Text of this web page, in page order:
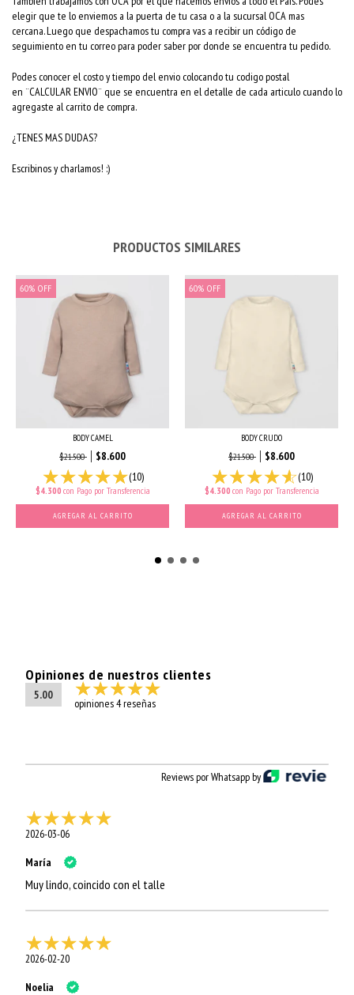
elegir que te lo enviemos a la puerta de tu casa o a la sucursal OCA mas
cercana. Luego que despachamos tu compra vas a recibir un código de
seguimiento en tu correo para poder saber por donde se encuentra tu pedido.
Podes conocer el costo y tiempo del envio colocando tu codigo postal
en ¨CALCULAR ENVIO¨ que se encuentra en el detalle de cada articulo cuando lo
agregaste al carrito de compra.
¿TENES MAS DUDAS?
Escribinos y charlamos! :)
PRODUCTOS SIMILARES
60% OFF
BODY CAMEL
$21.500
$8.600
(10)
$4.300 con Pago por Transferencia
AGREGAR AL CARRITO
60% OFF
BODY CRUDO
$21.500
$8.600
(10)
$4.300 con Pago por Transferencia
AGREGAR AL CARRITO
Opiniones de nuestros clientes
5.00
opiniones 4 reseñas
Reviews por Whatsapp by
2026-03-06
María
Muy lindo, coincido con el talle
2026-02-20
Noelia